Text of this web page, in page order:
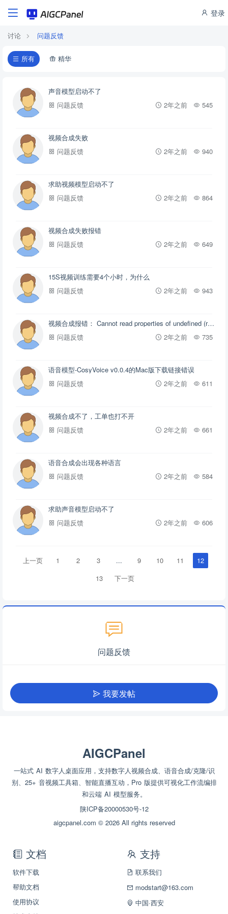
登录
讨论 问题反馈
所有 精华
声音模型启动不了
问题反馈
2年之前 545
视频合成失败
问题反馈
2年之前 940
求助视频模型启动不了
问题反馈
2年之前 864
视频合成失败报错
问题反馈
2年之前 649
15S视频训练需要4个小时，为什么
问题反馈
2年之前 943
视频合成报错： Cannot read properties of undefined (reading 'video')
问题反馈
2年之前 735
语音模型-CosyVoice v0.0.4的Mac版下载链接错误
问题反馈
2年之前 611
视频合成不了，工单也打不开
问题反馈
2年之前 661
语音合成会出现各种语言
问题反馈
2年之前 584
求助声音模型启动不了
问题反馈
2年之前 606
上一页 1 2 3 ... 9 10 11
12
13
下一页
问题反馈
我要发帖
AIGCPanel
一站式 AI 数字人桌面应用，支持数字人视频合成、语音合成/克隆/识
别、25+ 音视频工具箱、智能直播互动，Pro 版提供可视化工作流编排
和云端 AI 模型服务。
陕ICP备20000530号-12
aigcpanel.com © 2026 All rights reserved
文档
软件下载
帮助文档
使用协议
支持
联系我们
modstart@163.com
中国·西安